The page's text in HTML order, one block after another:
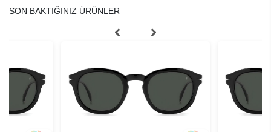
SON BAKTIĞINIZ ÜRÜNLER